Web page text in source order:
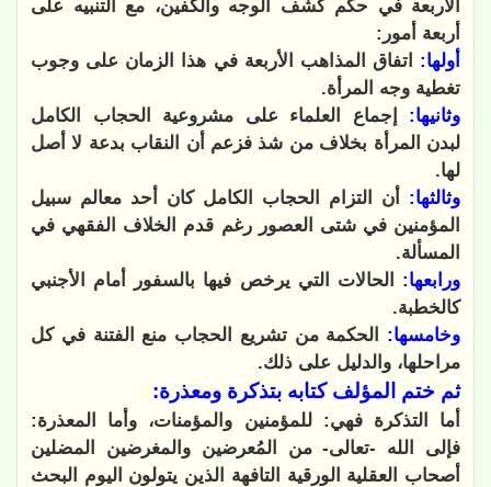
الأربعة في حكم كشف الوجه والكفين، مع التنبيه على
أربعة أمور:
أولها: اتفاق المذاهب الأربعة في هذا الزمان على وجوب
تغطية وجه المرأة.
وثانيها: إجماع العلماء على مشروعية الحجاب الكامل
لبدن المرأة بخلاف من شذ فزعم أن النقاب بدعة لا أصل
لها.
وثالثها: أن التزام الحجاب الكامل كان أحد معالم سبيل
المؤمنين في شتى العصور رغم قدم الخلاف الفقهي في
المسألة.
ورابعها: الحالات التي يرخص فيها بالسفور أمام الأجنبي
كالخطبة.
وخامسها: الحكمة من تشريع الحجاب منع الفتنة في كل
مراحلها، والدليل على ذلك.
ثم ختم المؤلف كتابه بتذكرة ومعذرة:
أما التذكرة فهي: للمؤمنين والمؤمنات، وأما المعذرة:
فإلى الله -تعالى- من المُعرضين والمغرضين المضلين
أصحاب العقلية الورقية التافهة الذين يتولون اليوم البحث